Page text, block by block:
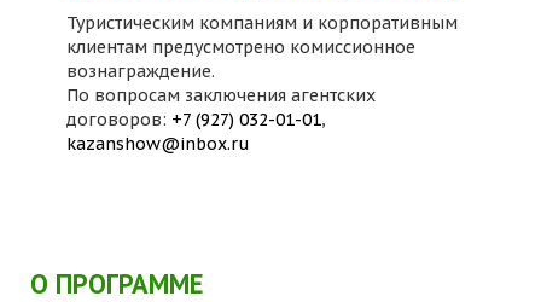
Туристическим компаниям и корпоративным
клиентам предусмотрено комиссионное
вознаграждение.
По вопросам заключения агентских
договоров: +7 (927) 032-01-01,
kazanshow@inbox.ru
О ПРОГРАММЕ